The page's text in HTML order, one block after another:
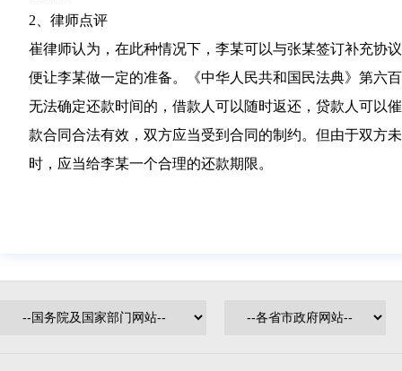
2、律师点评
崔律师认为，在此种情况下，李某可以与张某签订补充协
便让李某做一定的准备。《中华人民共和国民法典》第六
无法确定还款时间的，借款人可以随时返还，贷款人可以
款合同合法有效，双方应当受到合同的制约。但由于双方
时，应当给李某一个合理的还款期限。